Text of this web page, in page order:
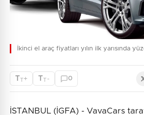
İkinci el araç fiyatları yılın ilk yarısında
TT+ TT - 0
İSTANBUL (İGFA) - VavaCars